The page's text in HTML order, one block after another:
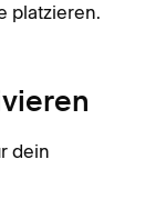
platzieren.
dein